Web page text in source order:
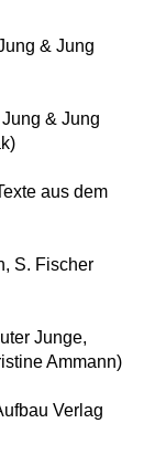
& Jung
& Jung
aus dem
S. Fischer
Junge,
Ammann)
Verlag